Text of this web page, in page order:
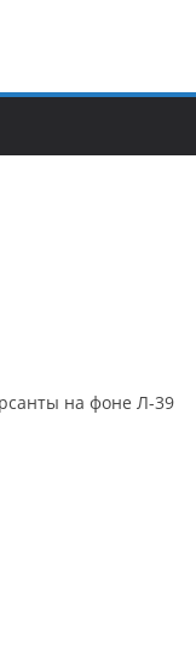
на фоне Л-39